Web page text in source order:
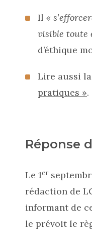
Il «
visible toute
d’éthique
Lire aussi
pratiques ».
Réponse
Le 1er
rédaction de
informant de
le prévoit le